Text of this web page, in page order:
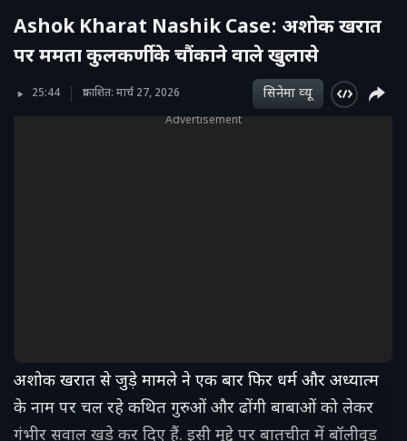
Ashok Kharat Nashik Case: अशोक खरात
पर ममता कुलकर्णी के चौंकाने वाले खुलासे
25:44 प्रकाशित: मार्च 27, 2026 सिनेमा व्‍यू
Advertisement
अशोक खरात से जुड़े मामले ने एक बार फिर धर्म और अध्यात्म
के नाम पर चल रहे कथित गुरुओं और ढोंगी बाबाओं को लेकर
गंभीर सवाल खड़े कर दिए हैं. इसी मुद्दे पर बातचीत में बॉलीवुड